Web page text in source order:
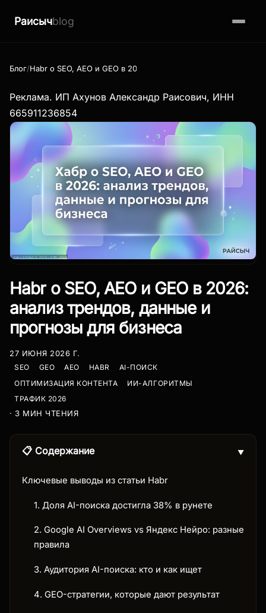
Раисычblog
Блог Habr о SEO, AEO и GEO в 2026: анализ трендов, данные и
Реклама. ИП Ахунов Александр Раисович, ИНН
665911236854
Habr о SEO, AEO и GEO в 2026:
анализ трендов, данные и
прогнозы для бизнеса
27 ИЮНЯ 2026 Г.
SEO
GEO AEO HABR
AI-ПОИСК
ОПТИМИЗАЦИЯ КОНТЕНТА
ИИ-АЛГОРИТМЫ
ТРАФИК 2026
· 3 МИН ЧТЕНИЯ
📋 Содержание ▼
Ключевые выводы из статьи Habr
1. Доля AI-поиска достигла 38% в рунете
2. Google AI Overviews vs Яндекс Нейро: разные
правила
3. Аудитория AI-поиска: кто и как ищет
4. GEO-стратегии, которые дают результат